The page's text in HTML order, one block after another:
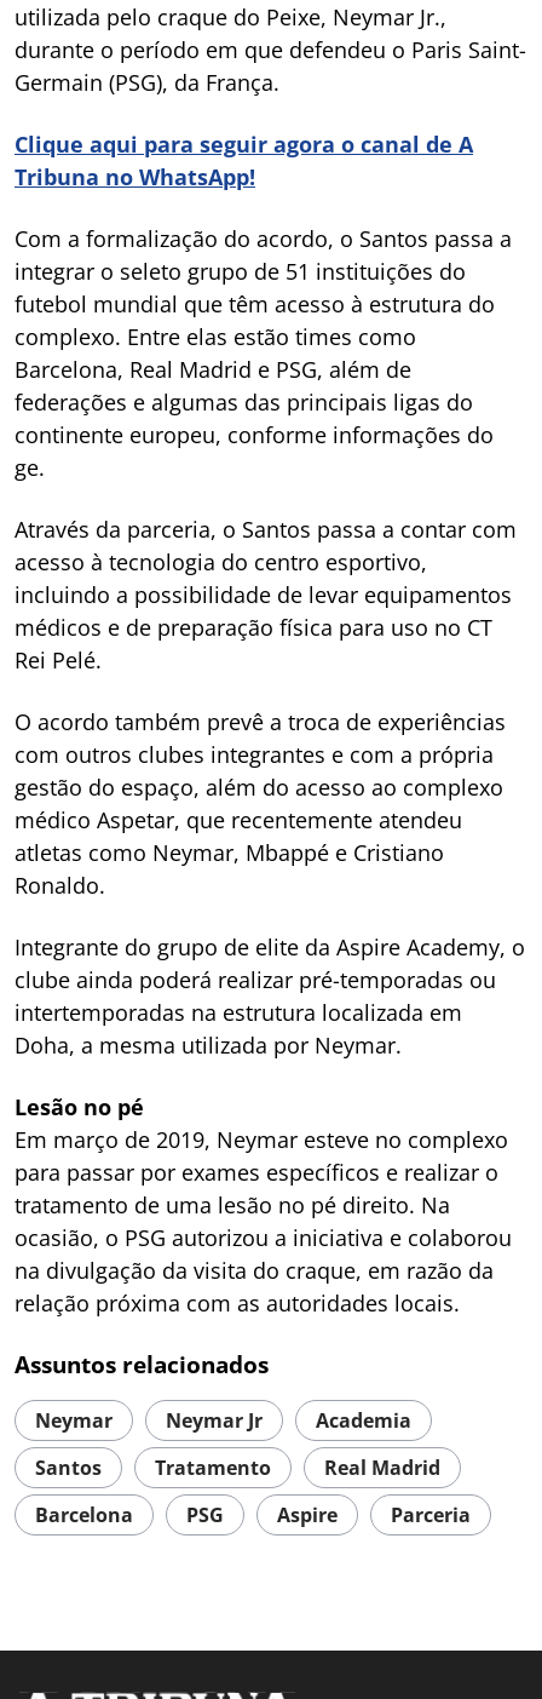
utilizada pelo craque do Peixe, Neymar Jr.,
durante o período em que defendeu o Paris Saint-
Germain (PSG), da França.
Clique aqui para seguir agora o canal de A
Tribuna no WhatsApp!
Com a formalização do acordo, o Santos passa a
integrar o seleto grupo de 51 instituições do
futebol mundial que têm acesso à estrutura do
complexo. Entre elas estão times como
Barcelona, Real Madrid e PSG, além de
federações e algumas das principais ligas do
continente europeu, conforme informações do
ge.
Através da parceria, o Santos passa a contar com
acesso à tecnologia do centro esportivo,
incluindo a possibilidade de levar equipamentos
médicos e de preparação física para uso no CT
Rei Pelé.
O acordo também prevê a troca de experiências
com outros clubes integrantes e com a própria
gestão do espaço, além do acesso ao complexo
médico Aspetar, que recentemente atendeu
atletas como Neymar, Mbappé e Cristiano
Ronaldo.
Integrante do grupo de elite da Aspire Academy, o
clube ainda poderá realizar pré-temporadas ou
intertemporadas na estrutura localizada em
Doha, a mesma utilizada por Neymar.
Lesão no pé
Em março de 2019, Neymar esteve no complexo
para passar por exames específicos e realizar o
tratamento de uma lesão no pé direito. Na
ocasião, o PSG autorizou a iniciativa e colaborou
na divulgação da visita do craque, em razão da
relação próxima com as autoridades locais.
Assuntos relacionados
Neymar Neymar Jr
Academia
Santos
Tratamento
Real Madrid
Barcelona
PSG Aspire Parceria